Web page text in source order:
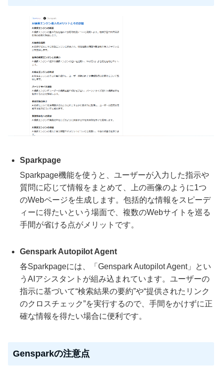
Sparkpage
Sparkpage機能を使うと、ユーザーが入力した指示や
質問に応じて情報をまとめて、上の画像のように1つ
のWebページを生成します。包括的な情報をスピーデ
ィーに得たいという場面で、複数のWebサイトを巡る
手間が省ける点がメリットです。
Genspark Autopilot Agent
各Sparkpageには、「Genspark Autopilot Agent」とい
うAIアシスタントが組み込まれています。ユーザーの
指示に基づいて“検索結果の要約”や“提供されたリンク
のクロスチェック”を実行するので、手間をかけずに正
確な情報を得たい場合に便利です。
Gensparkの注意点